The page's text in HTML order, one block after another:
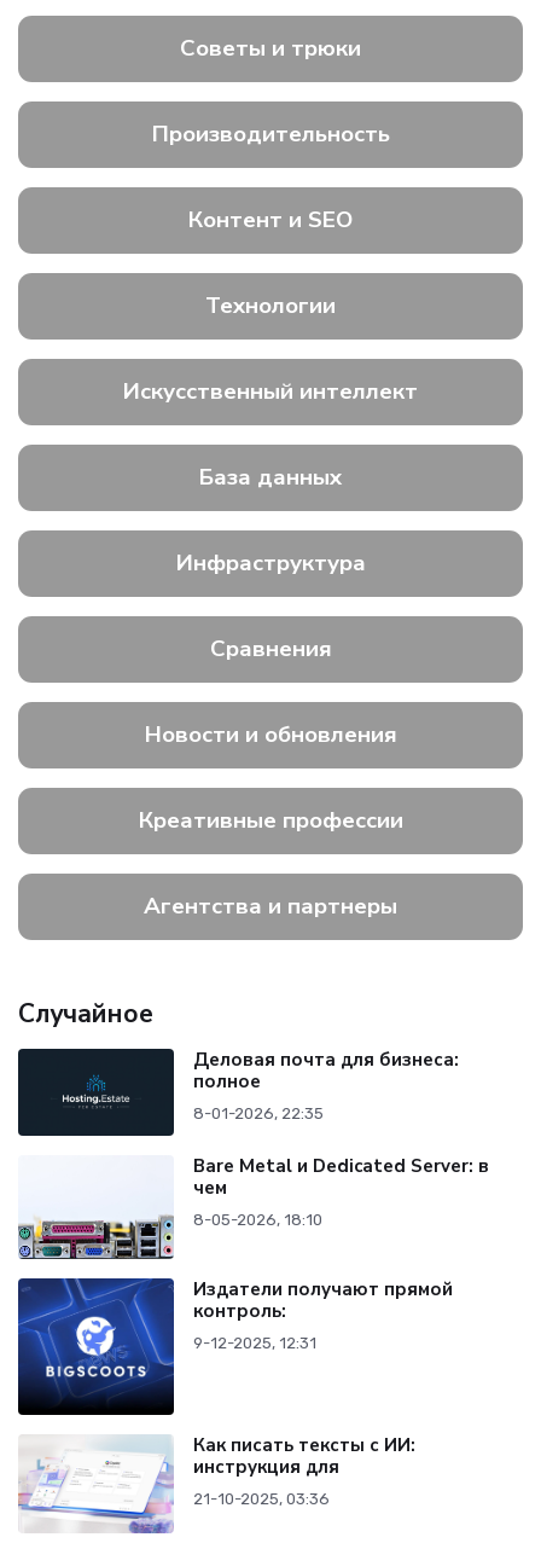
Советы и трюки
Производительность
Контент и SEO
Технологии
Искусственный интеллект
База данных
Инфраструктура
Сравнения
Новости и обновления
Креативные профессии
Агентства и партнеры
Случайное
Деловая почта для бизнеса:
полное
8-01-2026, 22:35
Bare Metal и Dedicated Server: в
чем
8-05-2026, 18:10
Издатели получают прямой
контроль:
9-12-2025, 12:31
Как писать тексты с ИИ:
инструкция для
21-10-2025, 03:36